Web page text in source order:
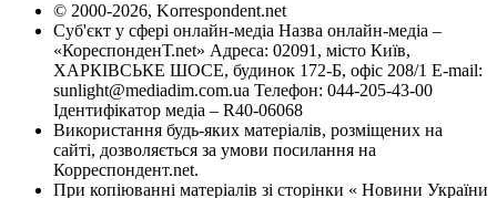
© 2000-2026, Korrespondent.net
Суб'єкт у сфері онлайн-медіа Назва онлайн-медіа –
«КореспонденТ.net» Адреса: 02091, місто Київ,
ХАРКІВСЬКЕ ШОСЕ, будинок 172-Б, офіс 208/1 E-mail:
sunlight@mediadim.com.ua Телефон: 044-205-43-00
Ідентифікатор медіа – R40-06068
Використання будь-яких матеріалів, розміщених на
сайті, дозволяється за умови посилання на
Корреспондент.net.
При копіюванні матеріалів зі сторінки « Новини України